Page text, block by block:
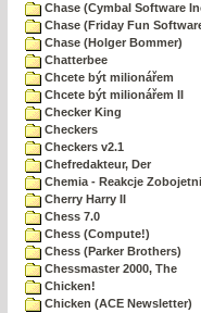
Chase (Cymbal Software
Chase (Friday Fun
Chase (Holger Bommer)
Chatterbee
Chcete být milionářem
Chcete být milionářem II
Checker King
Checkers
Checkers v2.1
Chefredakteur, Der
Chemia - Reakcje
Cherry Harry II
Chess 7.0
Chess (Compute!)
Chess (Parker Brothers)
Chessmaster 2000, The
Chicken!
Chicken (ACE Newsletter)